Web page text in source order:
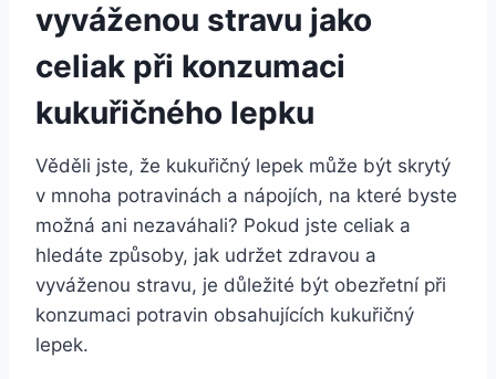
vyváženou stravu jako
celiak při konzumaci
kukuřičného lepku
Věděli jste, že kukuřičný lepek může být skrytý
v mnoha potravinách a nápojích, na které byste
možná ani nezaváhali? Pokud jste celiak a
hledáte způsoby, jak udržet zdravou a
vyváženou stravu, je důležité být obezřetní při
konzumaci potravin obsahujících kukuřičný
lepek.